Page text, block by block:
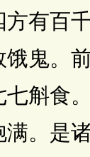
方有百
饿鬼。
七斛食
满。是